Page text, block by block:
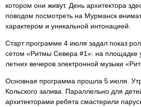
котором они живут. День архитектора
поводом посмотреть на Мурманск
характером и уникальной интонацией.
Старт программе 4 июля задал показ
сетом «Ритмы Севера #1»: на площадке
летних вечеров электронной музыки
Основная программа прошла 5 июля.
Кольского залива. Параллельно для
архитекторами ребята смастерили